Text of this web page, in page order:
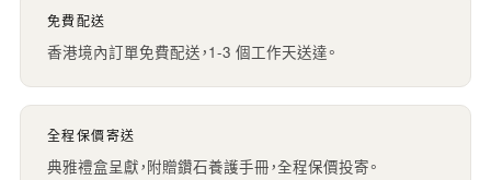
免費配送
香港境內訂單免費配送，1-3 個工作天送達。
全程保價寄送
典雅禮盒呈獻，附贈鑽石養護手冊，全程保價投寄。